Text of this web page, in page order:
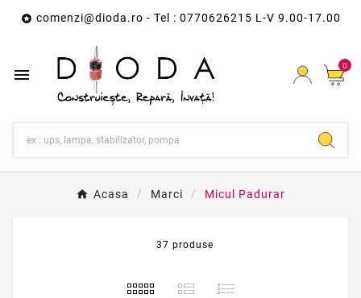
 comenzi@dioda.ro - Tel : 0770626215 L-V 9.00-17.00
 0
Acasa Marci Micul Padurar
37 produse